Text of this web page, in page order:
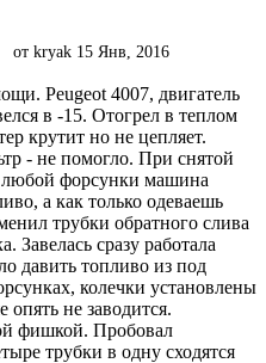
от kryak 15 Янв, 2016
Peugeot 4007, двигатель
в -15. Отогрел в теплом
крутит но не цепляет.
- не помогло. При снятой
любой форсунки машина
а как только одеваешь
трубки обратного слива
Завелась сразу работала
давить топливо из под
колечки установлены
не заводится.
фишкой. Пробовал
трубки в одну сходятся